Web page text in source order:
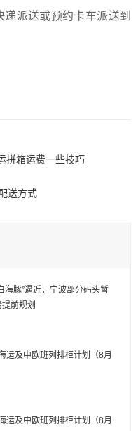
派送或预约卡车派送到
拼箱运费一些技巧
送方式
海豚”逼近，宁波部分码头暂
前规划
运及中欧班列排柜计划（8月
运及中欧班列排柜计划（8月